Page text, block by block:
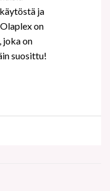
ja
on
joka on
suosittu!